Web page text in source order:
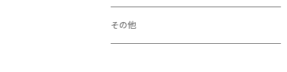
ブロック系
その他